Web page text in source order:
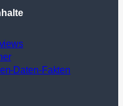
Daten-Fakten